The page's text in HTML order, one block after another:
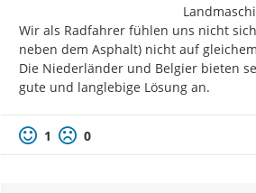
Wir als Radfahrer fühlen uns nicht
neben dem Asphalt) nicht auf
Die Niederländer und Belgier bieten
gute und langlebige Lösung an.
1 0